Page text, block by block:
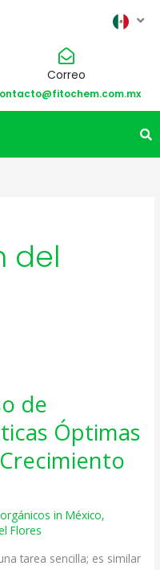
Correo
del
de
Óptimas
in México,
Flores
tarea sencilla; es similar